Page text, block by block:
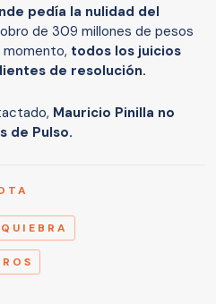
pedía la nulidad del
de 309 millones de pesos
momento, todos los juicios
de resolución.
Mauricio Pinilla no
de Pulso.
QUIEBRA